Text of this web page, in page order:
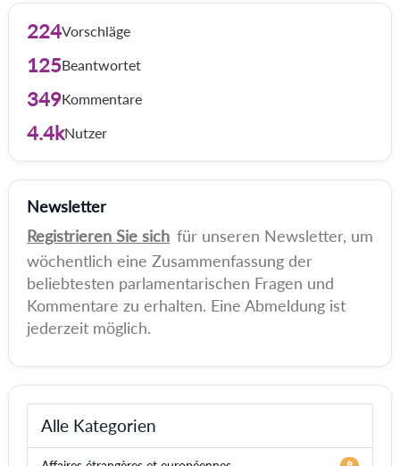
224Vorschläge
125Beantwortet
349Kommentare
4.4kNutzer
Newsletter
Registrieren Sie sich für unseren Newsletter, um
wöchentlich eine Zusammenfassung der
beliebtesten parlamentarischen Fragen und
Kommentare zu erhalten. Eine Abmeldung ist
jederzeit möglich.
Alle Kategorien